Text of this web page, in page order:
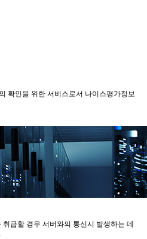
확인을 위한 서비스로서 나이스평가정보
급할 경우 서버와의 통신시 발생하는 데